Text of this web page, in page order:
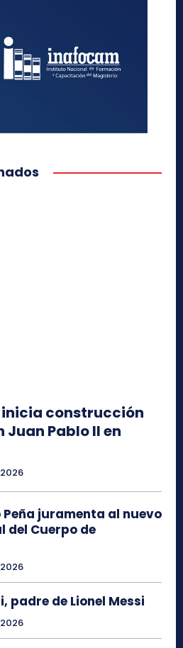
inicia construcción
Juan Pablo II en
juramenta al nuevo
del Cuerpo de
padre de Lionel Messi